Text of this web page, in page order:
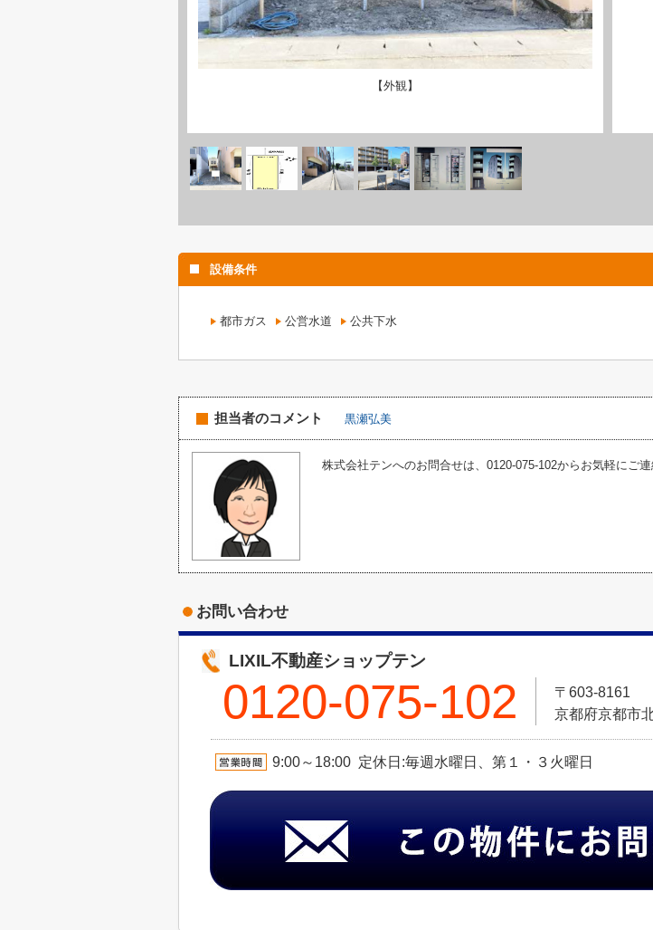
【外観】
設備条件
都市ガス 公営水道 公共下水
担当者のコメント 黒瀬弘美
株式会社テンへのお問合せは、0120-075-102からお気軽にご
お問い合わせ
LIXIL不動産ショップテン
0120-075-102
〒603-8161
京都府京都市
9:00～18:00 定休日:毎週水曜日、第１・３火曜日